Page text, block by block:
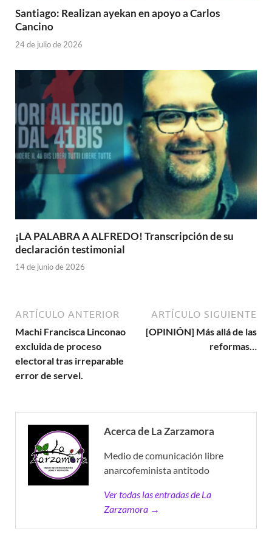
Santiago: Realizan ayekan en apoyo a Carlos
Cancino
24 de julio de 2026
¡LA PALABRA A ALFREDO! Transcripción de su
declaración testimonial
14 de junio de 2026
ARTÍCULO ANTERIOR
Machi Francisca Linconao
excluida de proceso
electoral tras irreparable
error de servel.
ARTÍCULO SIGUIENTE
[OPINIÓN] Más allá de las
reformas…
Acerca de La Zarzamora
Medio de comunicación libre
anarcofeminista antitodo
Ver todas las entradas de La
Zarzamora →